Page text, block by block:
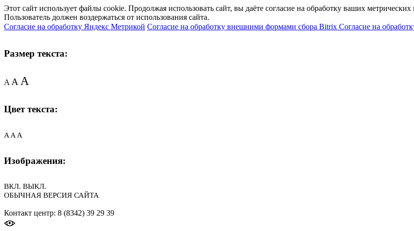
Этот сайт использует файлы cookie. Продолжая использовать сайт, вы даёте согласие на обработку ваших
Пользователь должен воздержаться от использования сайта.
Согласие на обработку Яндекс Метрикой Согласие на обработку внешними формами сбора Bitrix Согласие на
Размер текста:
AAA
Цвет текста:
A A A
Изображения:
ВКЛ. ВЫКЛ.
ОБЫЧНАЯ ВЕРСИЯ САЙТА
Контакт центр: 8 (8342) 39 29 39